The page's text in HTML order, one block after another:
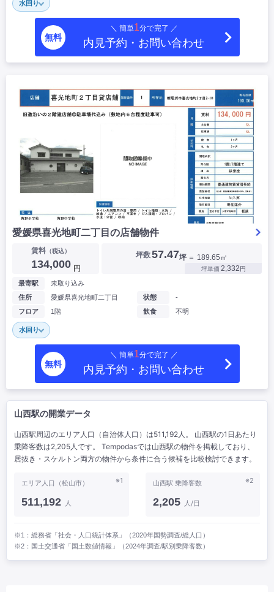
水回り
無料
＼ 簡単1分で完了 ／
内見予約・お問い合わせ
愛媛県喜光地町二丁目の店舗物件
賃料（税込）
134,000 円
坪数57.47坪 ＝ 189.65㎡
坪単価 2,332円
最寄駅
未取り込み
住所
愛媛県喜光地町二丁目
フロア
1階
状態
-
飲食
不明
水回り
無料
＼ 簡単1分で完了 ／
内見予約・お問い合わせ
山西駅の開業データ
山西駅周辺のエリア人口（自治体人口）は511,192人。 山西駅の1日あたり
乗降客数は2,205人です。 Tempodasでは山西駅の物件を掲載しており、
居抜き・スケルトン両方の物件から条件に合う候補を比較検討できます。
※1
エリア人口（松山市）
511,192 人
※2
山西駅 乗降客数
2,205 人/日
※1：総務省「社会・人口統計体系」（2020年国勢調査/総人口）
※2：国土交通省「国土数値情報」（2024年調査/駅別乗降客数）